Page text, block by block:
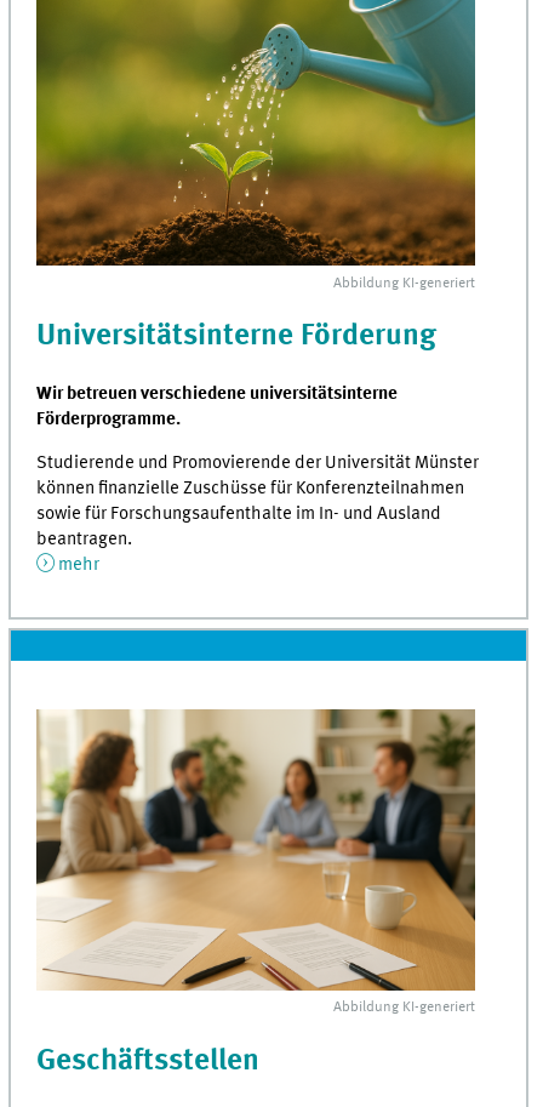
Abbildung KI-generiert
Universitätsinterne Förderung
Wir betreuen verschiedene universitätsinterne
Förderprogramme.
Studierende und Promovierende der Universität Münster
können finanzielle Zuschüsse für Konferenzteilnahmen
sowie für Forschungsaufenthalte im In- und Ausland
beantragen.
mehr
Abbildung KI-generiert
Geschäftsstellen